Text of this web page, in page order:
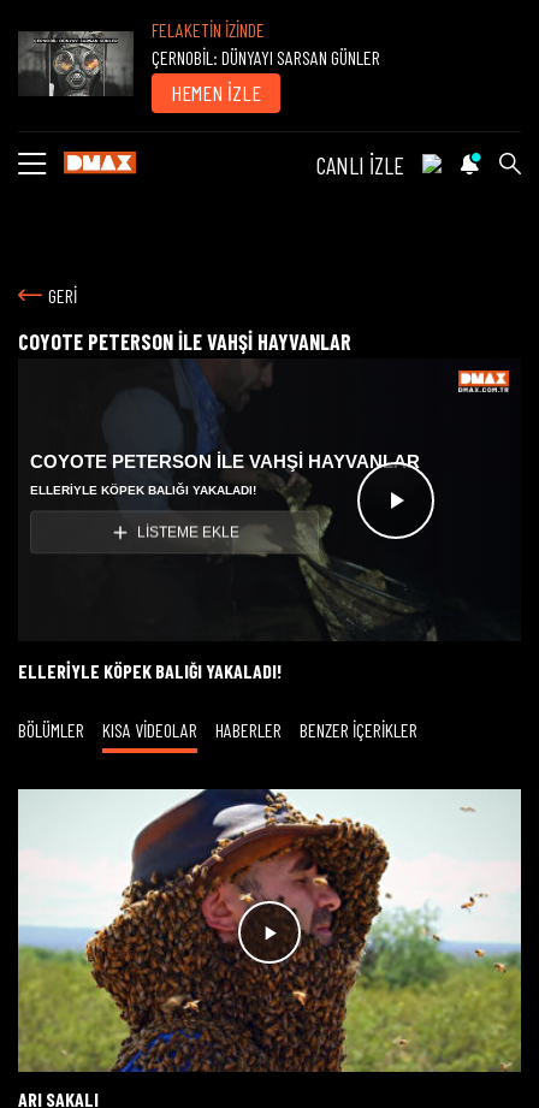
FELAKETİN İZİNDE
ÇERNOBİL: DÜNYAYI SARSAN GÜNLER
HEMEN İZLE
CANLI İZLE
GERİ
COYOTE PETERSON İLE VAHŞİ HAYVANLAR
Videoyu
Oynat
COYOTE PETERSON İLE VAHŞİ HAYVANLAR
ELLERIYLE KÖPEK BALIĞI YAKALADI!
LİSTEME EKLE
ELLERIYLE KÖPEK BALIĞI YAKALADI!
BÖLÜMLER KISA VİDEOLAR HABERLER BENZER İÇERİKLER
ARI SAKALI